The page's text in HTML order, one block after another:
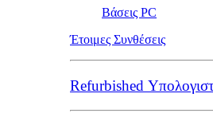
Βάσεις PC
Έτοιμες Συνθέσεις
Refurbished